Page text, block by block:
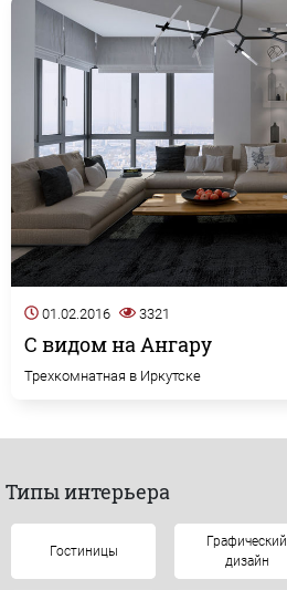
01.02.2016 3321
С видом на Ангару
Трехкомнатная в Иркутске
Типы интерьера
Гостиницы
Графический
дизайн